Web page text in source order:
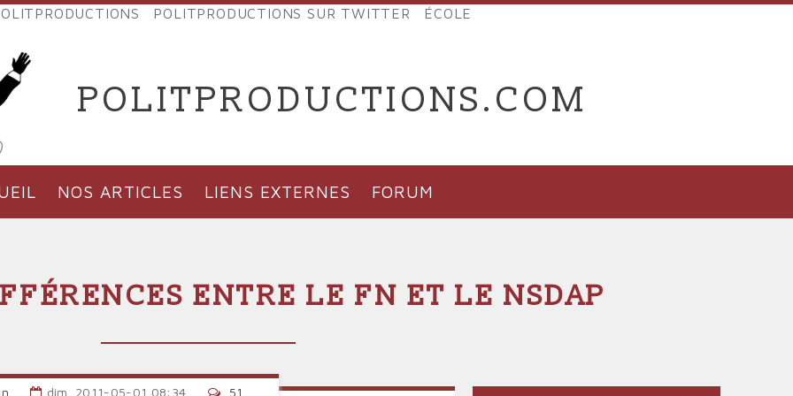
POLITPRODUCTIONS SUR TWITTER ÉCOLE
POLITPRODUCTIONS.COM
NOS ARTICLES LIENS EXTERNES FORUM
ENTRE LE FN ET LE NSDAP
dim, 2011-05-01 08:34 51